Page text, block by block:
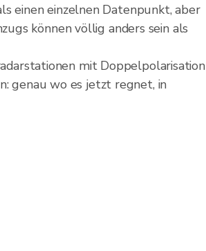
einen einzelnen Datenpunkt, aber
können völlig anders sein als
mit Doppelpolarisation
genau wo es jetzt regnet, in